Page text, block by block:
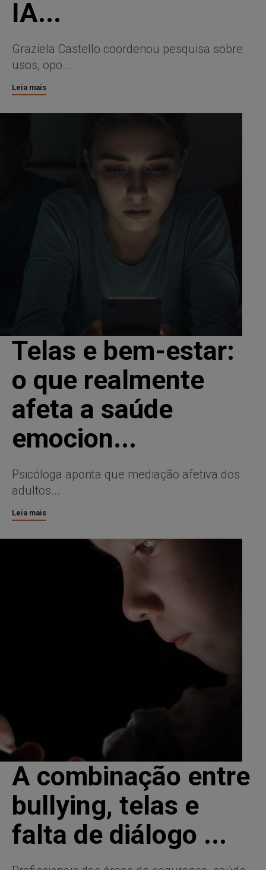
IA...
Graziela Castello coordenou pesquisa sobre
usos, opo...
Leia mais
Telas e bem-estar:
o que realmente
afeta a saúde
emocion...
Psicóloga aponta que mediação afetiva dos
adultos...
Leia mais
A combinação entre
bullying, telas e
falta de diálogo ...